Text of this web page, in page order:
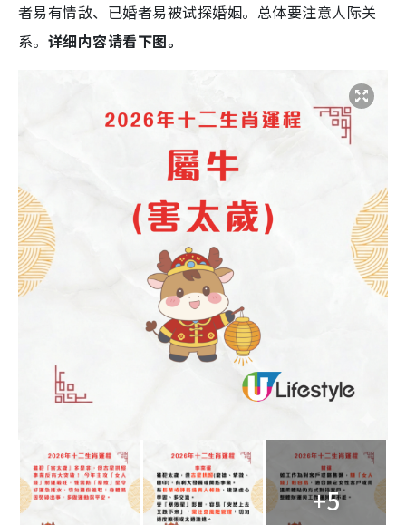
者易有情敌、已婚者易被试探婚姻。总体要注意人际关
系。 详细内容请看下图。
+5